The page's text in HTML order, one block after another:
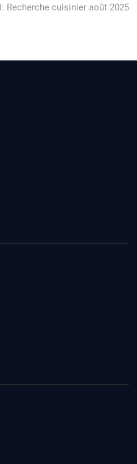
Recherche cuisinier août 2025